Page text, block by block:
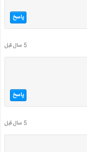
پاسخ
5 سال قبل
پاسخ
5 سال قبل